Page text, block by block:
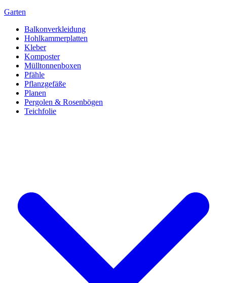
Garten
Balkonverkleidung
Hohlkammerplatten
Kleber
Komposter
Mülltonnenboxen
Pfähle
Pflanzgefäße
Planen
Pergolen & Rosenbögen
Teichfolie